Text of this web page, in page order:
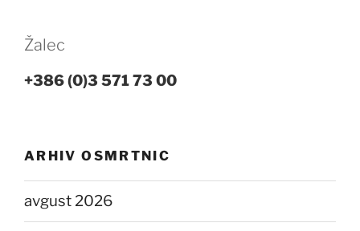
Žalec
+386 (0)3 571 73 00
ARHIV OSMRTNIC
avgust 2026